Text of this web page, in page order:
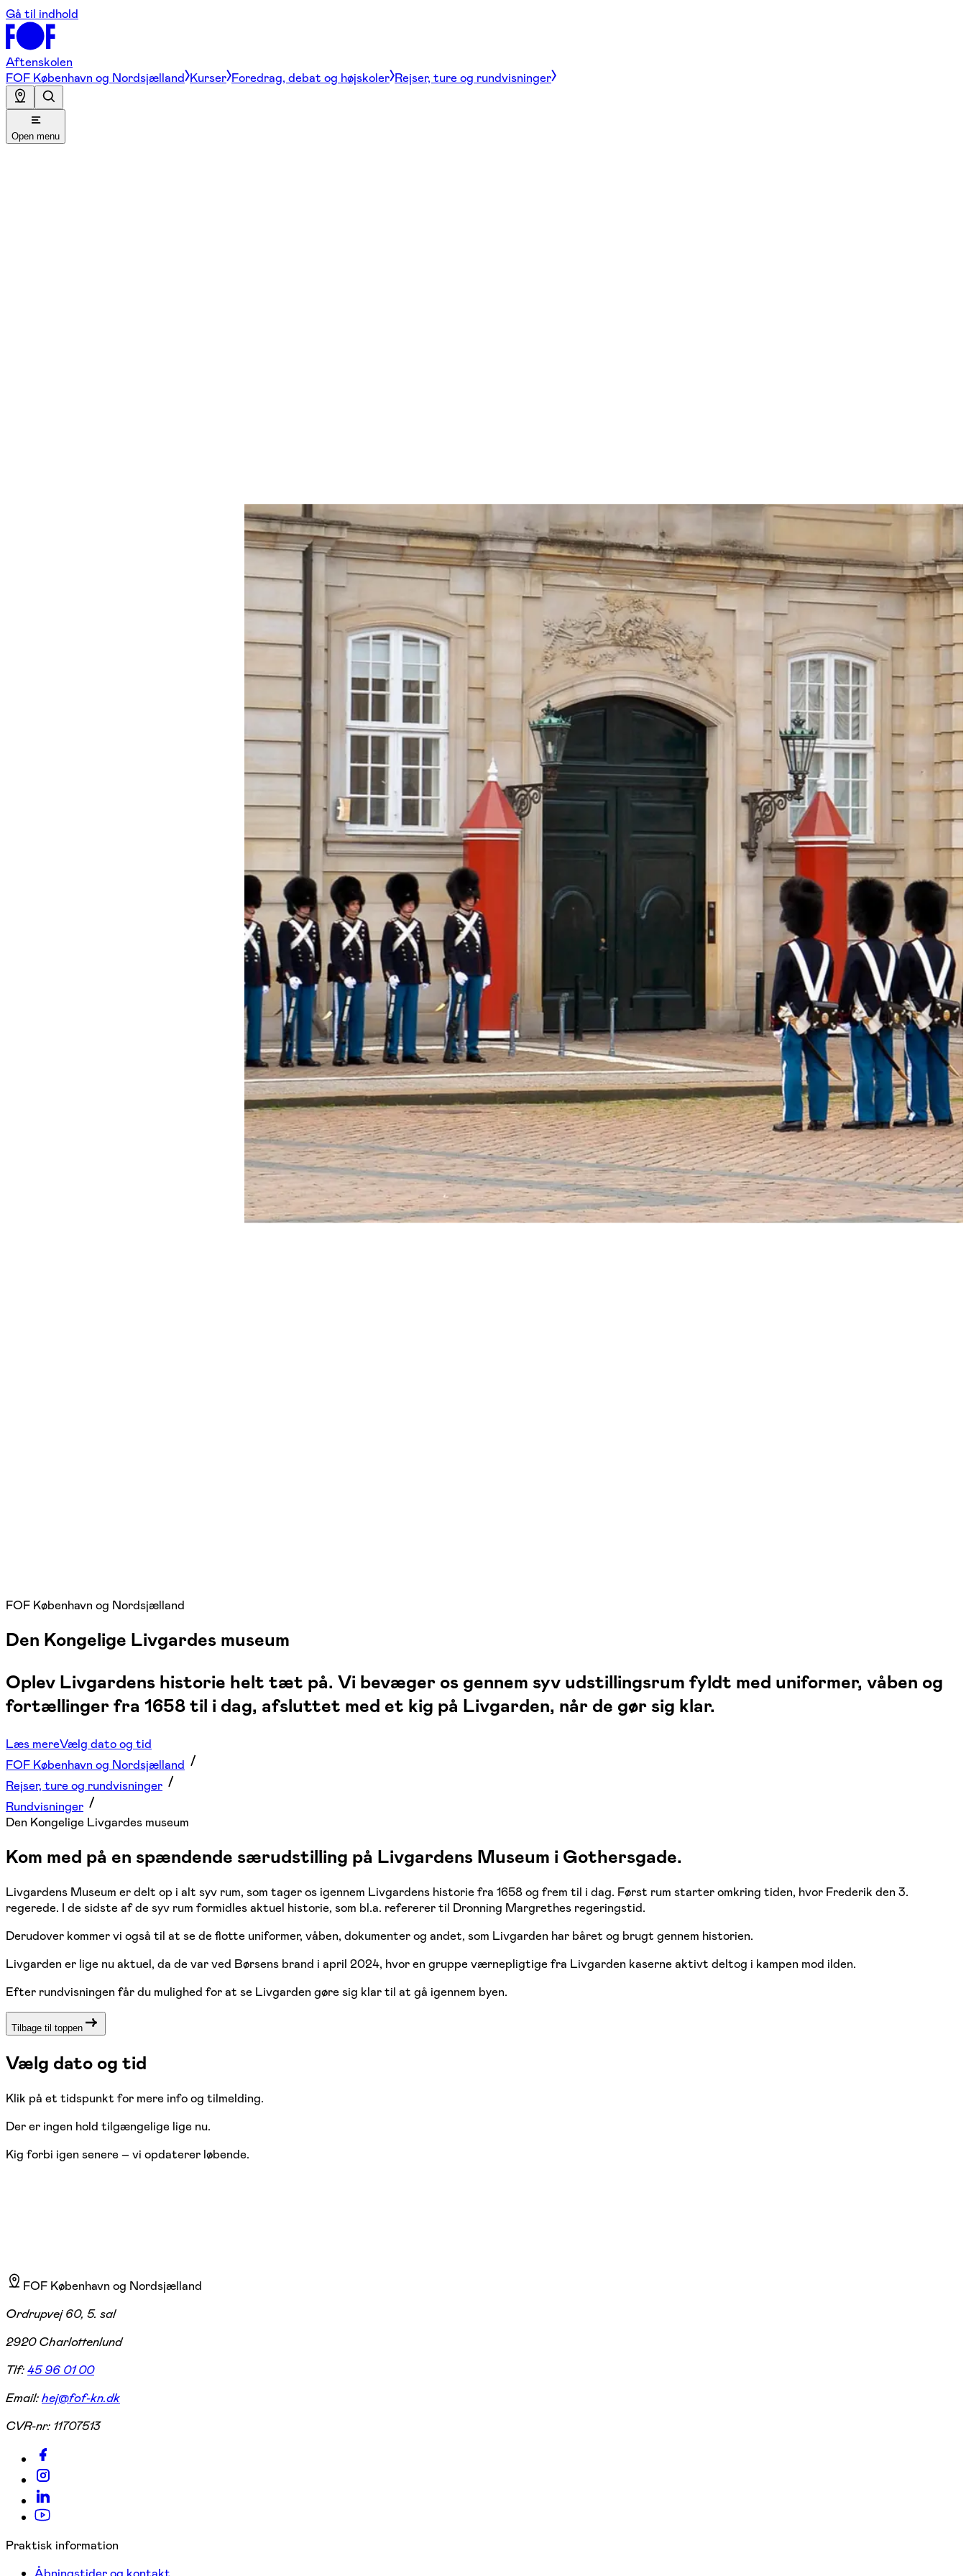
Gå til indhold
Aftenskolen
FOF København og Nordsjælland Kurser Foredrag, debat og højskoler Rejser, ture og rundvisninger
Open menu
FOF København og Nordsjælland
Den Kongelige Livgardes museum
Oplev Livgardens historie helt tæt på. Vi bevæger os gennem syv udstillingsrum fyldt med uniformer, våben og
fortællinger fra 1658 til i dag, afsluttet med et kig på Livgarden, når de gør sig klar.
Læs mereVælg dato og tid
FOF København og Nordsjælland
Rejser, ture og rundvisninger
Rundvisninger
Den Kongelige Livgardes museum
Kom med på en spændende særudstilling på Livgardens Museum i Gothersgade.
Livgardens Museum er delt op i alt syv rum, som tager os igennem Livgardens historie fra 1658 og frem til i dag. Først rum starter omkring tiden, hvor Frederik den 3.
regerede. I de sidste af de syv rum formidles aktuel historie, som bl.a. refererer til Dronning Margrethes regeringstid.
Derudover kommer vi også til at se de flotte uniformer, våben, dokumenter og andet, som Livgarden har båret og brugt gennem historien.
Livgarden er lige nu aktuel, da de var ved Børsens brand i april 2024, hvor en gruppe værnepligtige fra Livgarden kaserne aktivt deltog i kampen mod ilden.
Efter rundvisningen får du mulighed for at se Livgarden gøre sig klar til at gå igennem byen.
Tilbage til toppen
Vælg dato og tid
Klik på et tidspunkt for mere info og tilmelding.
Der er ingen hold tilgængelige lige nu.
Kig forbi igen senere – vi opdaterer løbende.
FOF København og Nordsjælland
Ordrupvej 60, 5. sal
2920 Charlottenlund
Tlf:45 96 01 00
Email:hej@fof-kn.dk
CVR-nr: 11707513
Praktisk information